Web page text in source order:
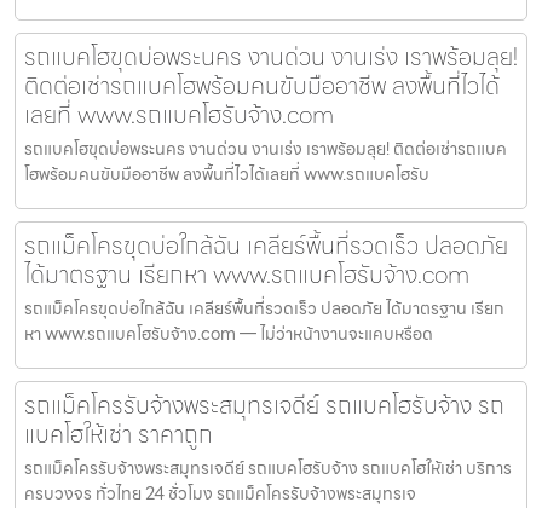
รถแบคโฮขุดบ่อพระนคร งานด่วน งานเร่ง เราพร้อมลุย!
ติดต่อเช่ารถแบคโฮพร้อมคนขับมืออาชีพ ลงพื้นที่ไวได้
เลยที่ www.รถแบคโฮรับจ้าง.com
รถแบคโฮขุดบ่อพระนคร งานด่วน งานเร่ง เราพร้อมลุย! ติดต่อเช่ารถแบค
โฮพร้อมคนขับมืออาชีพ ลงพื้นที่ไวได้เลยที่ www.รถแบคโฮรับ
รถแม็คโครขุดบ่อใกล้ฉัน เคลียร์พื้นที่รวดเร็ว ปลอดภัย
ได้มาตรฐาน เรียกหา www.รถแบคโฮรับจ้าง.com
รถแม็คโครขุดบ่อใกล้ฉัน เคลียร์พื้นที่รวดเร็ว ปลอดภัย ได้มาตรฐาน เรียก
หา www.รถแบคโฮรับจ้าง.com — ไม่ว่าหน้างานจะแคบหรือด
รถแม็คโครรับจ้างพระสมุทรเจดีย์ รถแบคโฮรับจ้าง รถ
แบคโฮให้เช่า ราคาถูก
รถแม็คโครรับจ้างพระสมุทรเจดีย์ รถแบคโฮรับจ้าง รถแบคโฮให้เช่า บริการ
ครบวงจร ทั่วไทย 24 ชั่วโมง รถแม็คโครรับจ้างพระสมุทรเจ